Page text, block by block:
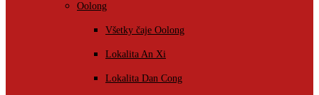
Oolong
Všetky čaje Oolong
Lokalita An Xi
Lokalita Dan Cong